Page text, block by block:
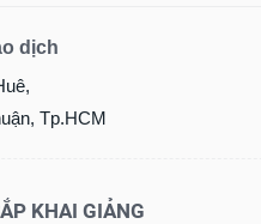
dịch
Tp.HCM
KHAI GIẢNG